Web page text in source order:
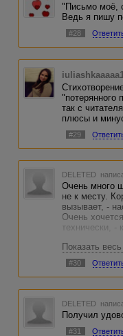
"Письмо моё,
Ведь я пишу
#28
"потерянного
так с
плюсы и
#29
DELETED
Очень много
не к месту.
вызывает, -
Очень
технически, -
Показать
#30
DELETED
Получил
#31